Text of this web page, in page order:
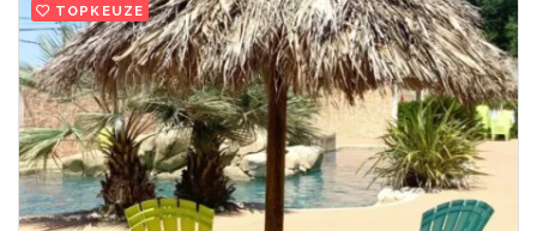
TOPKEUZE